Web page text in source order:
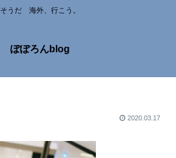
そうだ 海外、行こう。
ぽぽろんblog
2020.03.17